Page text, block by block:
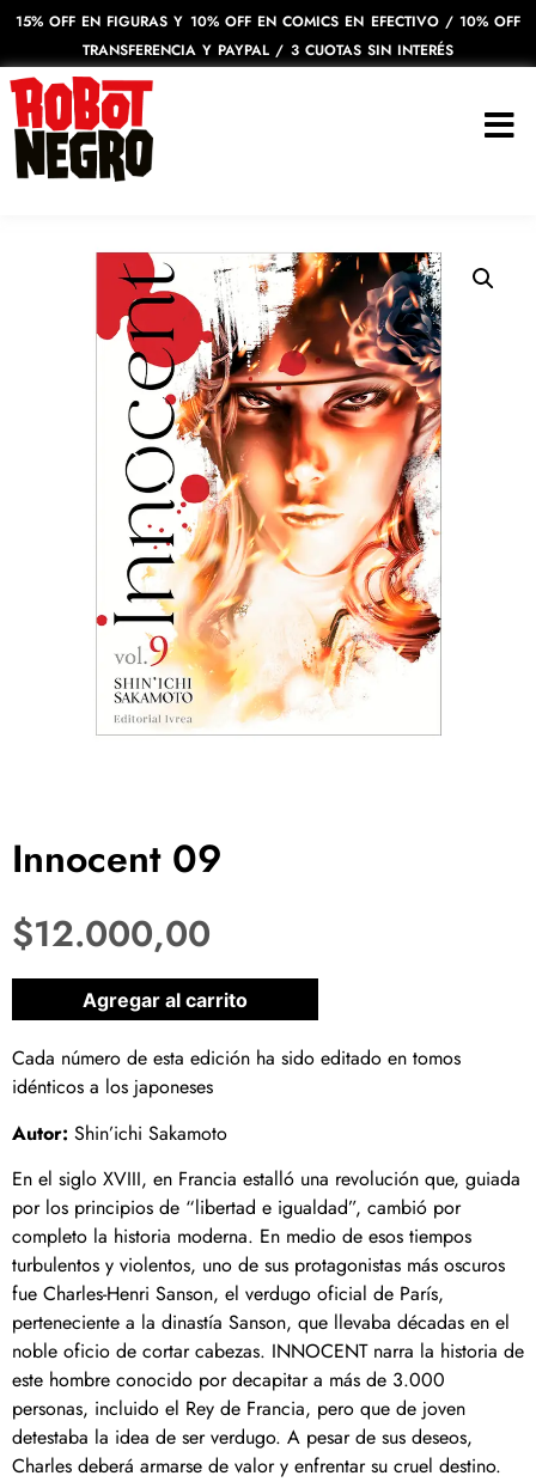
15% OFF EN FIGURAS Y 10% OFF EN COMICS EN EFECTIVO / 10% OFF
TRANSFERENCIA Y PAYPAL / 3 CUOTAS SIN INTERÉS
Innocent 09
$12.000,00
1 disponibles
Agregar al carrito
Cada número de esta edición ha sido editado en tomos
idénticos a los japoneses
Autor: Shin’ichi Sakamoto
En el siglo XVIII, en Francia estalló una revolución que, guiada
por los principios de “libertad e igualdad”, cambió por
completo la historia moderna. En medio de esos tiempos
turbulentos y violentos, uno de sus protagonistas más oscuros
fue Charles-Henri Sanson, el verdugo oficial de París,
perteneciente a la dinastía Sanson, que llevaba décadas en el
noble oficio de cortar cabezas. INNOCENT narra la historia de
este hombre conocido por decapitar a más de 3.000
personas, incluido el Rey de Francia, pero que de joven
detestaba la idea de ser verdugo. A pesar de sus deseos,
Charles deberá armarse de valor y enfrentar su cruel destino.